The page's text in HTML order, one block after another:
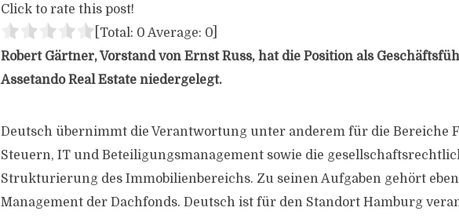
Click to rate this post!
[Total: 0 Average: 0
Robert Gärtner, Vorstand von Ernst Russ, hat die Position als
Assetando Real Estate niedergelegt.
Deutsch übernimmt die Verantwortung unter anderem für die Bereiche
Steuern, IT und Beteiligungsmanagement sowie die
Strukturierung des Immobilienbereichs. Zu seinen Aufgaben gehört
Management der Dachfonds. Deutsch ist für den Standort Hamburg